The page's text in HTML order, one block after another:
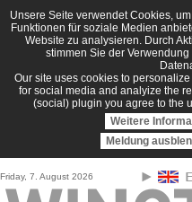
Direkt zum Inhalt
Unsere Seite verwendet Cookies,
Funktionen für soziale Medien
Website zu analysieren. Durch
stimmen Sie der
Our site uses cookies to
for social media and analyize the
(social) plugin you agree to the
Weitere
Meldung
Friday, 7. August 2026